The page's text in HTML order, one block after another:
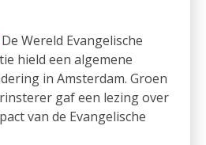
De Wereld Evangelische
hield een algemene
in Amsterdam. Groen
gaf een lezing over
van de Evangelische